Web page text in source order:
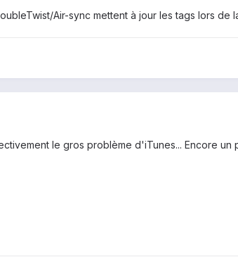
Air-sync mettent à jour les tags lors de
le gros problème d'iTunes... Encore